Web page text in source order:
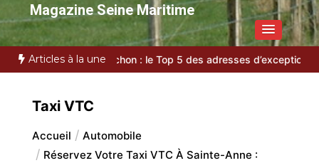
Magazine Seine Maritime
Articles à la une
VTC bassin d’Arcachon : le Top 5 des adresses d’exception
Taxi VTC
Accueil
Automobile
Réservez Votre Taxi VTC À Sainte-Anne :